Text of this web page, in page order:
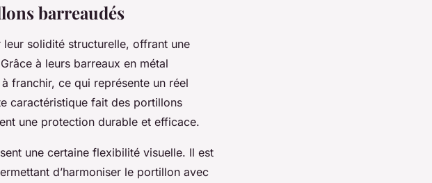
barreaudés
solidité structurelle, offrant une
à leurs barreaux en métal
franchir, ce qui représente un réel
caractéristique fait des portillons
une protection durable et efficace.
une certaine flexibilité visuelle. Il est
d’harmoniser le portillon avec